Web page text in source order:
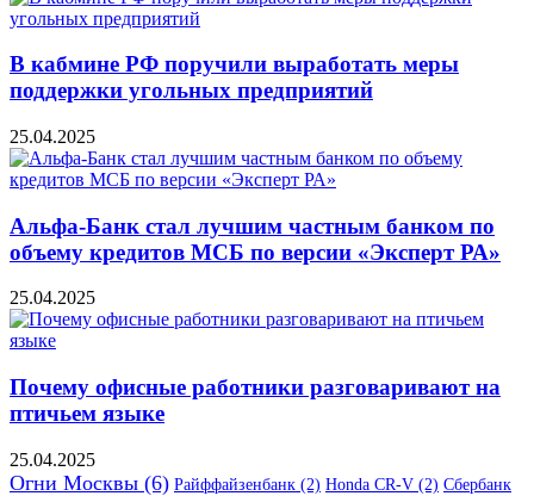
В кабмине РФ поручили выработать меры
поддержки угольных предприятий
25.04.2025
Альфа-Банк стал лучшим частным банком по
объему кредитов МСБ по версии «Эксперт РА»
25.04.2025
Почему офисные работники разговаривают на
птичьем языке
25.04.2025
Огни Москвы (6) Райффайзенбанк (2) Honda CR-V (2) Сбербанк